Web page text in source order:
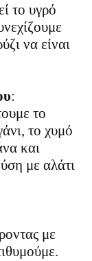
το υγρό
να είναι
:
το
το χυμό
και
με αλάτι
με